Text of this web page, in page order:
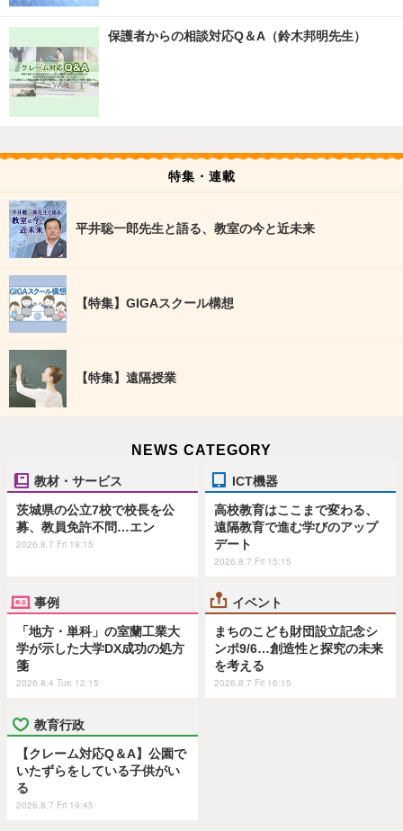
保護者からの相談対応Q＆A（鈴木邦明先生）
特集・連載
平井聡一郎先生と語る、教室の今と近未来
【特集】GIGAスクール構想
【特集】遠隔授業
NEWS CATEGORY
教材・サービス
茨城県の公立7校で校長を公
募、教員免許不問…エン
2026.8.7 Fri 19:15
ICT機器
高校教育はここまで変わる、
遠隔教育で進む学びのアップ
デート
2026.8.7 Fri 15:15
事例
「地方・単科」の室蘭工業大
学が示した大学DX成功の処方
箋
2026.8.4 Tue 12:15
イベント
まちのこども財団設立記念シ
ンポ9/6…創造性と探究の未来
を考える
2026.8.7 Fri 16:15
教育行政
【クレーム対応Q＆A】公園で
いたずらをしている子供がい
る
2026.8.7 Fri 19:45